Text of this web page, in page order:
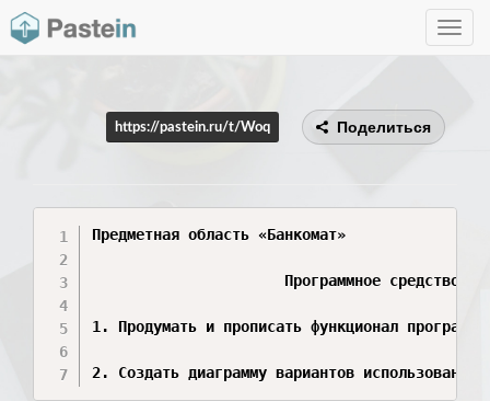
Toggle
https://pastein.ru/t/Woq Поделиться
Предметная область «Банкомат»
Программное средство
1. Продумать и прописать функционал
2. Создать диаграмму вариантов использования